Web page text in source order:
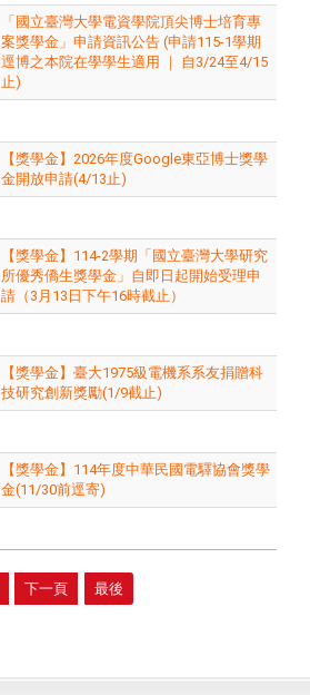
「國立臺灣大學電資學院頂尖博士培育專
案獎學金」申請資訊公告 (申請115-1學期
逕博之本院在學學生適用 ｜ 自3/24至4/15
止)
【獎學金】2026年度Google東亞博士獎學
金開放申請(4/13止)
【獎學金】114-2學期「國立臺灣大學研究
所優秀僑生獎學金」自即日起開始受理申
請（3月13日下午16時截止）
【獎學金】臺大1975級電機系系友捐贈科
技研究創新獎勵(1/9截止)
【獎學金】114年度中華民國電驛協會獎學
金(11/30前逕寄)
下一頁 最後